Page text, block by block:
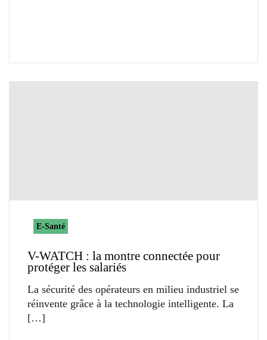
E-Santé
V-WATCH : la montre connectée pour
protéger les salariés
La sécurité des opérateurs en milieu industriel se
réinvente grâce à la technologie intelligente. La